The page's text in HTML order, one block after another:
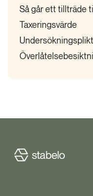
Så går ett tillträde till
Taxeringsvärde
Undersökningsplikt